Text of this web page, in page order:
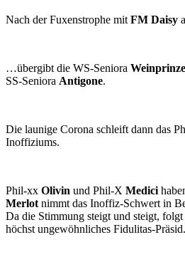
Nach der Fuxenstrophe mit FM Daisy
…übergibt die WS-Seniora
SS-Seniora Antigone.
Die launige Corona schleift dann das
Inoffiziums.
Phil-xx Olivin und Phil-X Medici
Merlot nimmt das Inoffiz-Schwert in
Da die Stimmung steigt und steigt,
höchst ungewöhnliches Fidulitas-Präsid.